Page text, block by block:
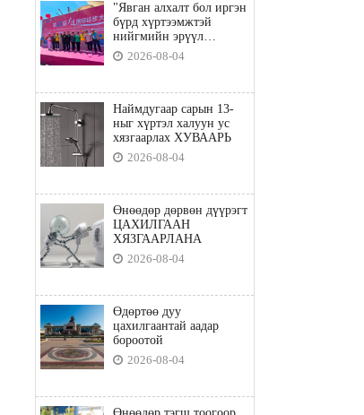
"Явган алхалт бол иргэн
бүрд хүртээмжтэй
нийгмийн эрүүл
мэндийн бодлого"
2026-08-04
Наймдугаар сарын 13-
ныг хүртэл халуун ус
хязгаарлах ХУВААРЬ
2026-08-04
Өнөөдөр дөрвөн дүүрэгт
ЦАХИЛГААН
ХЯЗГААРЛАНА
2026-08-04
Өдөртөө дуу
цахилгаантай аадар
бороотой
2026-08-04